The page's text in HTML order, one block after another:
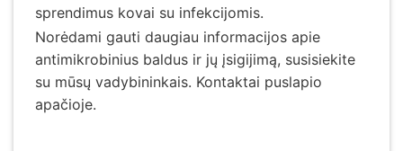
sprendimus kovai su infekcijomis.
Norėdami gauti daugiau informacijos apie
antimikrobinius baldus ir jų įsigijimą, susisiekite
su mūsų vadybininkais. Kontaktai puslapio
apačioje.